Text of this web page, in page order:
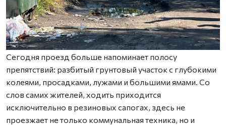
Сегодня проезд больше напоминает полосу
препятствий: разбитый грунтовый участок с глубокими
колеями, просадками, лужами и большими ямами. Со
слов самих жителей, ходить приходится
исключительно в резиновых сапогах, здесь не
проезжает не только коммунальная техника, но и